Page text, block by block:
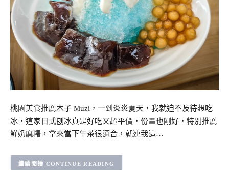
桃園美食推薦木子 Muzi，一到炎炎夏天，我就迫不及待想吃
冰，這家日式刨冰真是好吃又超平價，份量也剛好，特別推薦
鮮奶麻糬，拿來當下午茶很適合，就連我這…
CONTINUE READING